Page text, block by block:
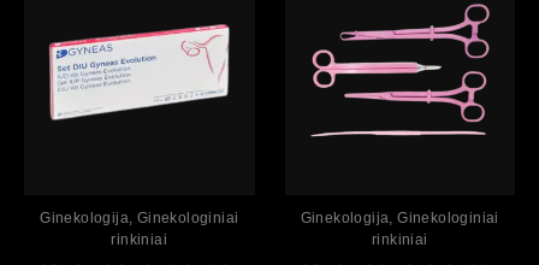
Ginekologija, Ginekologiniai
rinkiniai
Ginekologija,Ginekologiniai
rinkiniai